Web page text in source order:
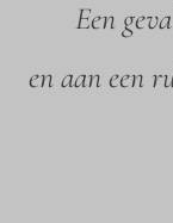
Een
en aan een